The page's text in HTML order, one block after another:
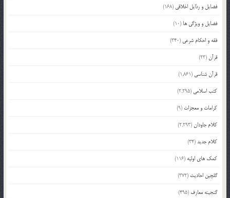
فضایل و رذایل اخلاقی (168)
فضایل و ویژگی ها (10)
فقه و احکام شرعی (340)
قرآن(23)
قرآن شناسی (1,861)
کتب اسلامی (2,295)
کرامات و معجزات (9)
کلام جاودان(2,293)
کلام جدید(34)
کمک های اولیه (116)
گلچین احادیث (372)
گنجینه معارف (495)